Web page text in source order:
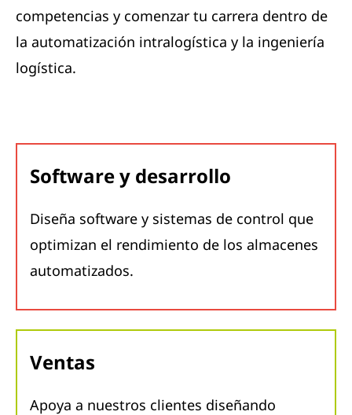
competencias y comenzar tu carrera dentro de
la automatización intralogística y la ingeniería
logística.
Software y desarrollo
Diseña software y sistemas de control que
optimizan el rendimiento de los almacenes
automatizados.
Ventas
Apoya a nuestros clientes diseñando